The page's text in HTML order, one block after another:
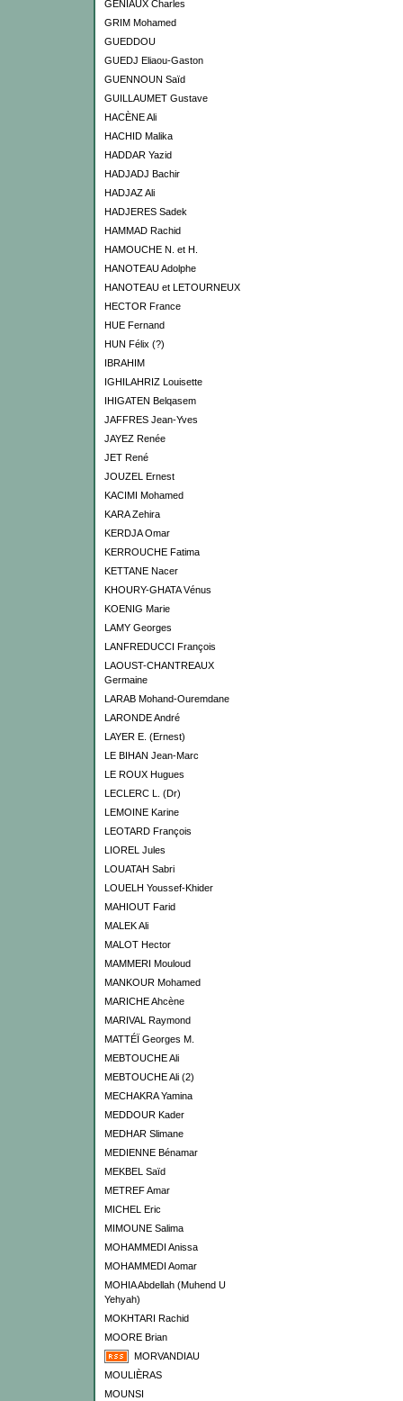
GENIAUX Charles
GRIM Mohamed
GUEDDOU
GUEDJ Eliaou-Gaston
GUENNOUN Saïd
GUILLAUMET Gustave
HACÈNE Ali
HACHID Malika
HADDAR Yazid
HADJADJ Bachir
HADJAZ Ali
HADJERES Sadek
HAMMAD Rachid
HAMOUCHE N. et H.
HANOTEAU Adolphe
HANOTEAU et LETOURNEUX
HECTOR France
HUE Fernand
HUN Félix (?)
IBRAHIM
IGHILAHRIZ Louisette
IHIGATEN Belqasem
JAFFRES Jean-Yves
JAYEZ Renée
JET René
JOUZEL Ernest
KACIMI Mohamed
KARA Zehira
KERDJA Omar
KERROUCHE Fatima
KETTANE Nacer
KHOURY-GHATA Vénus
KOENIG Marie
LAMY Georges
LANFREDUCCI François
LAOUST-CHANTREAUX
Germaine
LARAB Mohand-Ouremdane
LARONDE André
LAYER E. (Ernest)
LE BIHAN Jean-Marc
LE ROUX Hugues
LECLERC L. (Dr)
LEMOINE Karine
LEOTARD François
LIOREL Jules
LOUATAH Sabri
LOUELH Youssef-Khider
MAHIOUT Farid
MALEK Ali
MALOT Hector
MAMMERI Mouloud
MANKOUR Mohamed
MARICHE Ahcène
MARIVAL Raymond
MATTÉÏ Georges M.
MEBTOUCHE Ali
MEBTOUCHE Ali (2)
MECHAKRA Yamina
MEDDOUR Kader
MEDHAR Slimane
MEDIENNE Bénamar
MEKBEL Saïd
METREF Amar
MICHEL Eric
MIMOUNE Salima
MOHAMMEDI Anissa
MOHAMMEDI Aomar
MOHIA Abdellah (Muhend U
Yehyah)
MOKHTARI Rachid
MOORE Brian
MORVANDIAU
MOULIÈRAS
MOUNSI